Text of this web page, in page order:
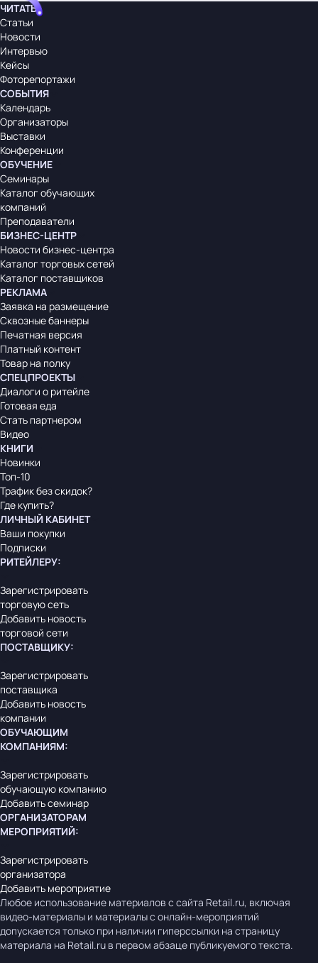
ЧИТАТЬ
Статьи
Новости
Интервью
Кейсы
Фоторепортажи
СОБЫТИЯ
Календарь
Организаторы
Выставки
Конференции
ОБУЧЕНИЕ
Семинары
Каталог обучающих
компаний
Преподаватели
БИЗНЕС-ЦЕНТР
Новости бизнес-центра
Каталог торговых сетей
Каталог поставщиков
РЕКЛАМА
Заявка на размещение
Сквозные баннеры
Печатная версия
Платный контент
Товар на полку
СПЕЦПРОЕКТЫ
Диалоги о ритейле
Готовая еда
Стать партнером
Видео
КНИГИ
Новинки
Топ-10
Трафик без скидок?
Где купить?
ЛИЧНЫЙ КАБИНЕТ
Ваши покупки
Подписки
РИТЕЙЛЕРУ:
Зарегистрировать
торговую сеть
Добавить новость
торговой сети
ПОСТАВЩИКУ:
Зарегистрировать
поставщика
Добавить новость
компании
ОБУЧАЮЩИМ
КОМПАНИЯМ:
Зарегистрировать
обучающую компанию
Добавить семинар
ОРГАНИЗАТОРАМ
МЕРОПРИЯТИЙ:
Зарегистрировать
организатора
Добавить мероприятие
Любое использование материалов с сайта Retail.ru, включая
видео-материалы и материалы с онлайн-мероприятий
допускается только при наличии гиперссылки на страницу
материала на Retail.ru в первом абзаце публикуемого текста.